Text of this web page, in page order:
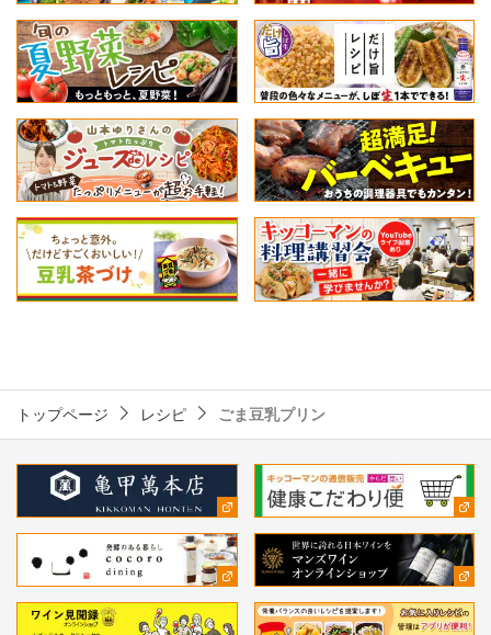
トップページ レシピ ごま豆乳プリン